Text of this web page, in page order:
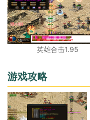
英雄合击1.95
游戏攻略